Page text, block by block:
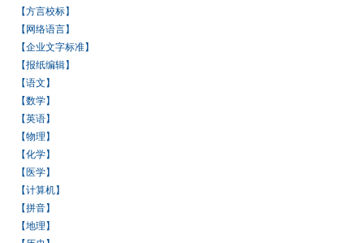
【方言校标】
【网络语言】
【企业文字标准】
【报纸编辑】
【语文】
【数学】
【英语】
【物理】
【化学】
【医学】
【计算机】
【拼音】
【地理】